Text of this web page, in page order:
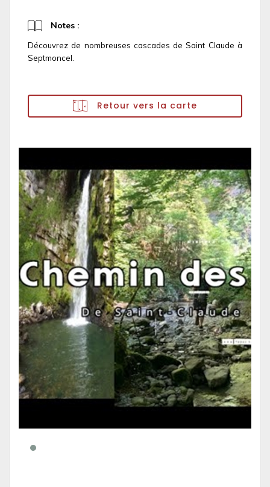
Notes :
Découvrez de nombreuses cascades de Saint Claude à
Septmoncel.
Retour vers la carte